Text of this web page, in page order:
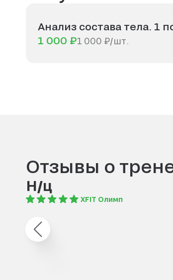
Анализ состава тела. 1
1 000 ₽1 000 ₽/шт.
Отзывы о
Н/ц
XFIT Олимп